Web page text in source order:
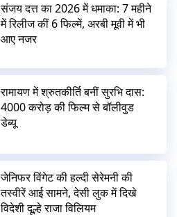
संजय दत्त का 2026 में धमाका: 7 महीने
में रिलीज कीं 6 फिल्में, अरबी मूवी में भी
आए नजर
रामायण में श्रुतकीर्ति बनीं सुरभि दास:
4000 करोड़ की फिल्म से बॉलीवुड
डेब्यू
जेनिफर विंगेट की हल्दी सेरेमनी की
तस्वीरें आई सामने, देसी लुक में दिखे
विदेशी दूल्हे राजा विलियम